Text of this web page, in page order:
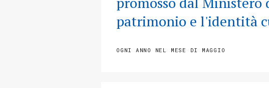
patrimonio e l'identità
OGNI ANNO NEL MESE DI MAGGIO